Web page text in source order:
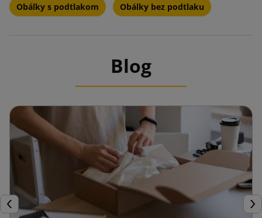
Obálky s podtlakom Obálky bez podtlaku
Blog
Späť